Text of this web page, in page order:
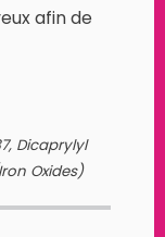
afin de
Dicaprylyl
Oxides)